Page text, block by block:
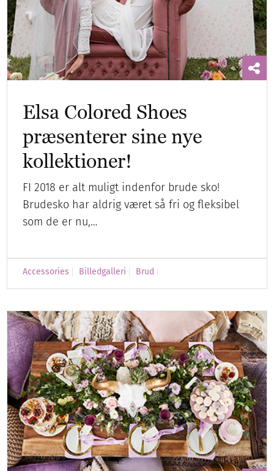
Elsa Colored Shoes
præsenterer sine nye
kollektioner!
FI 2018 er alt muligt indenfor brude sko!
Brudesko har aldrig været så fri og fleksibel
som de er nu,…
Accessories Billedgalleri Brud